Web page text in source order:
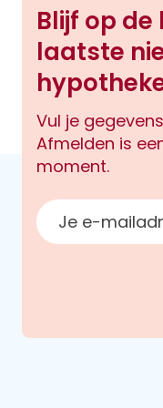
Blijf op
laatste
Vul je
Afmelden is
moment.
E-mailadres